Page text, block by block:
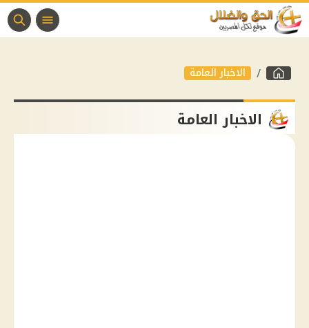
الاخبار العامة
الاخبار العامة